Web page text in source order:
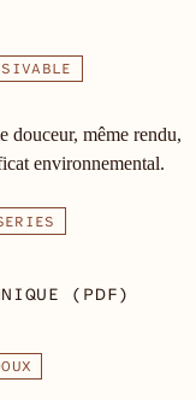
douceur, même rendu,
environnemental.
(PDF)